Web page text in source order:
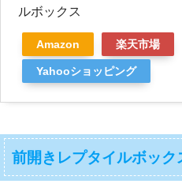
ルボックス
Amazon 楽天市場
Yahooショッピング
前開きレプタイルボック